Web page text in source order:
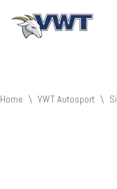
Home \ VWT Autosport \